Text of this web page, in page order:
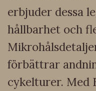
erbjuder dessa
hållbarhet och
förbättrar
cykelturer. Med